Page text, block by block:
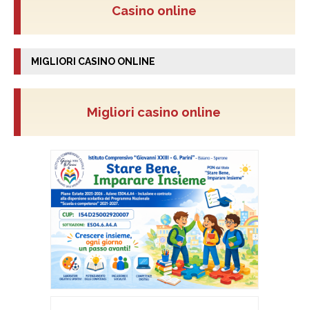
Casino online
MIGLIORI CASINO ONLINE
Migliori casino online